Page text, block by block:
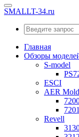
SMALLT-34.ru
Главная
Обзоры
S-model
ESCI
AER
Revell